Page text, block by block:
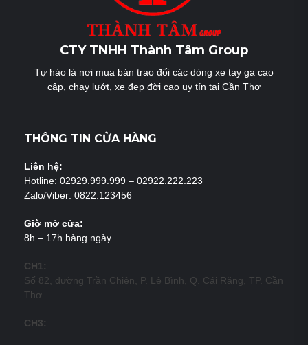
CTY TNHH Thành Tâm Group
Tự hào là nơi mua bán trao đổi các dòng xe tay ga cao
câp, chạy lướt, xe đẹp đời cao uy tín tại Cần Thơ
THÔNG TIN CỬA HÀNG
Liên hệ:
Hotline: 02929.999.999 – 02922.222.223
Zalo/Viber: 0822.123456
Giờ mở cửa:
8h – 17h hàng ngày
CH1:
Số 82, đường Trần Chiên, P. Lê Bình, Q. Cái Răng, TP. Cần
Thơ
CH3: